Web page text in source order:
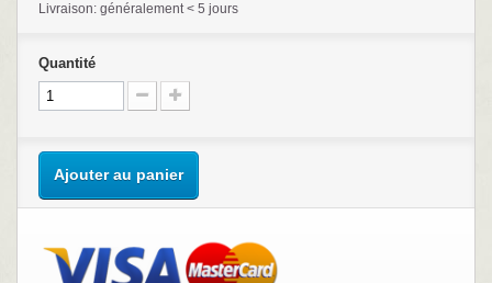
Livraison: généralement < 5 jours
Quantité
Ajouter au panier